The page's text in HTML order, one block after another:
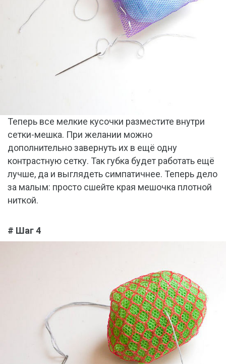
Теперь все мелкие кусочки разместите внутри
сетки-мешка. При желании можно
дополнительно завернуть их в ещё одну
контрастную сетку. Так губка будет работать ещё
лучше, да и выглядеть симпатичнее. Теперь дело
за малым: просто сшейте края мешочка плотной
ниткой.
# Шаг 4